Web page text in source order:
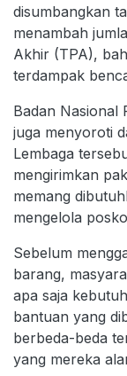
disumbangkan
menambah
Akhir (TPA),
terdampak
Badan Nasional
juga menyoroti
Lembaga
mengirimkan
memang
mengelola
Sebelum
barang,
apa saja
bantuan yang
berbeda-beda
yang mereka